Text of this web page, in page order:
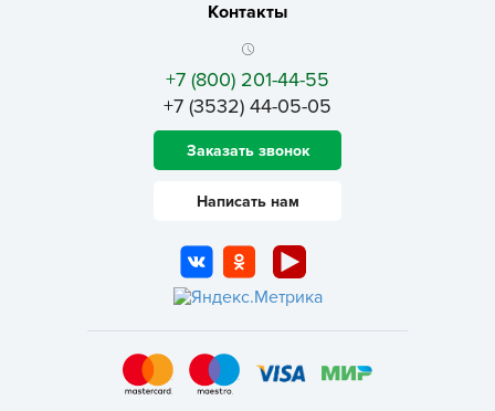
Контакты
+7 (800) 201-44-55
+7 (3532) 44-05-05
Заказать звонок
Написать нам